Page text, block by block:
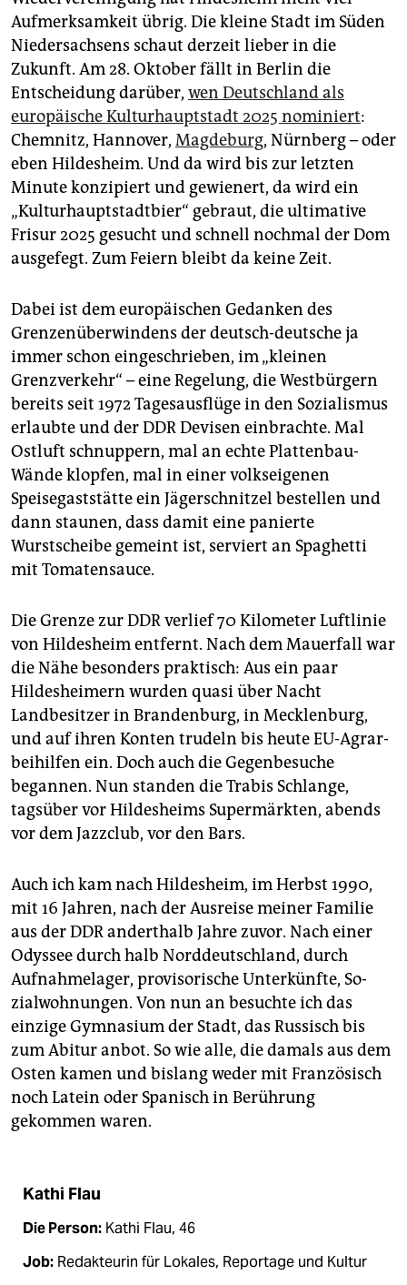
abo
genossenschaft
epaper login
Aufmerksamkeit übrig. Die kleine Stadt im Süden
Niedersachsens schaut derzeit lieber in die
Zukunft. Am 28. Oktober fällt in Berlin die
Entscheidung darüber, wen Deutschland als
europäische Kulturhauptstadt 2025 nominiert:
Chemnitz, Hannover, Magdeburg, Nürnberg – oder
eben Hildesheim. Und da wird bis zur letzten
Minute konzipiert und gewienert, da wird ein
„Kulturhauptstadtbier“ gebraut, die ultimative
Frisur 2025 gesucht und schnell nochmal der Dom
ausgefegt. Zum Feiern bleibt da keine Zeit.
Dabei ist dem europäischen Gedanken des
Grenzenüberwindens der deutsch-deutsche ja
immer schon eingeschrieben, im „kleinen
Grenzverkehr“ – eine Regelung, die Westbürgern
bereits seit 1972 Tagesausflüge in den Sozialismus
erlaubte und der DDR Devisen einbrachte. Mal
Ostluft schnuppern, mal an echte Plattenbau-
Wände klopfen, mal in einer volkseigenen
Speisegaststätte ein Jägerschnitzel bestellen und
dann staunen, dass damit eine panierte
Wurstscheibe gemeint ist, serviert an Spaghetti
mit Tomatensauce.
Die Grenze zur DDR verlief 70 Kilometer Luft­linie
von Hildesheim entfernt. Nach dem Mauerfall war
die Nähe besonders praktisch: Aus ein paar
Hildesheimern wurden quasi über Nacht
Landbesitzer in Brandenburg, in Mecklenburg,
und auf ihren Konten trudeln bis heute EU-Agrar­
beihilfen ein. Doch auch die Gegenbesuche
begannen. Nun standen die Trabis Schlange,
tagsüber vor Hildesheims Supermärkten, abends
vor dem Jazzclub, vor den Bars.
Auch ich kam nach Hildesheim, im Herbst 1990,
mit 16 Jahren, nach der Ausreise meiner Familie
aus der DDR anderthalb Jahre zuvor. Nach einer
Odyssee durch halb Norddeutschland, durch
Aufnahmelager, provisorische Unterkünfte, So­
zialwohnungen. Von nun an besuchte ich das
einzige Gymnasium der Stadt, das Russisch bis
zum Abitur anbot. So wie alle, die damals aus dem
Osten kamen und bislang weder mit Französisch
noch Latein oder Spanisch in Berührung
gekommen waren.
Kathi Flau
Die Person: Kathi Flau, 46
Job: Redakteurin für Lokales, Reportage und Kultur